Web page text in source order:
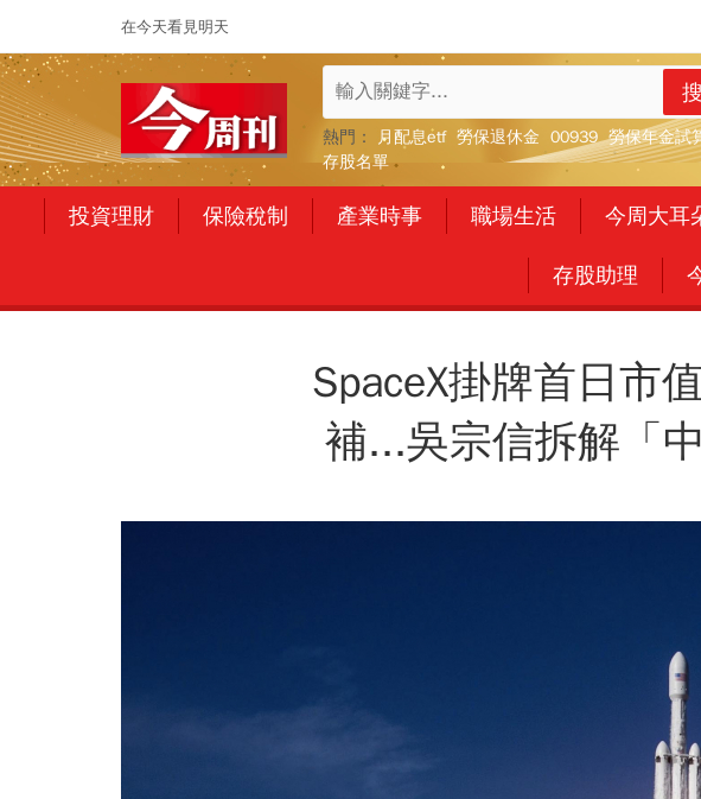
在今天看見明天
熱門： 月配息etf 勞保退休金 00939 勞保年金試
存股名單
投資理財 保險稅制 產業時事 職場生活 今周大耳
存股助理
SpaceX掛牌首日市
補...吳宗信拆解「